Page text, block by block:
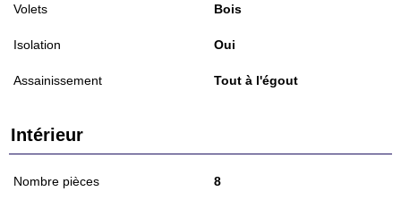
Volets Bois
Isolation Oui
Assainissement Tout à l'égout
Intérieur
Nombre pièces 8